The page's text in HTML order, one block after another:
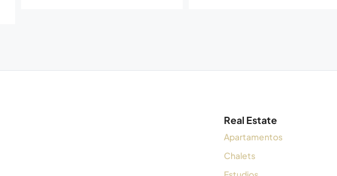
Real Estate
Apartamentos
Chalets